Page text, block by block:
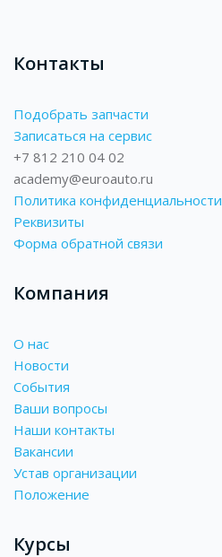
Контакты
Подобрать запчасти
Записаться на сервис
+7 812 210 04 02
academy@euroauto.ru
Политика конфиденциальности
Реквизиты
Форма обратной связи
Компания
О нас
Новости
События
Ваши вопросы
Наши контакты
Вакансии
Устав организации
Положение
Курсы